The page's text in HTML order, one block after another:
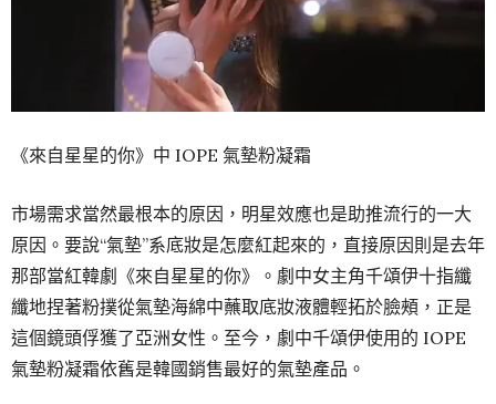
《來自星星的你》中 IOPE 氣墊粉凝霜
市場需求當然最根本的原因，明星效應也是助推流行的一大
原因。要說“氣墊”系底妝是怎麼紅起來的，直接原因則是去年
那部當紅韓劇《來自星星的你》。劇中女主角千頌伊十指纖
纖地捏著粉撲從氣墊海綿中蘸取底妝液體輕拓於臉頰，正是
這個鏡頭俘獲了亞洲女性。至今，劇中千頌伊使用的 IOPE
氣墊粉凝霜依舊是韓國銷售最好的氣墊產品。